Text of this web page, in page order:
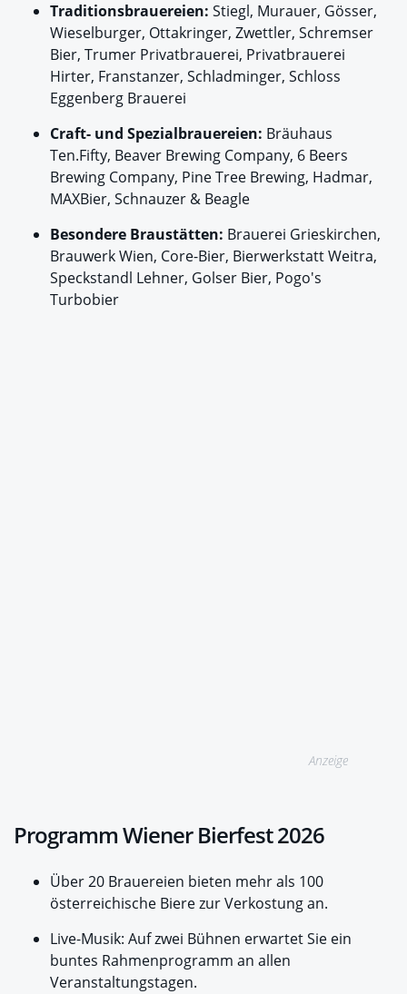
Traditionsbrauereien: Stiegl, Murauer, Gösser,
Wieselburger, Ottakringer, Zwettler, Schremser
Bier, Trumer Privatbrauerei, Privatbrauerei
Hirter, Franstanzer, Schladminger, Schloss
Eggenberg Brauerei
Craft- und Spezialbrauereien: Bräuhaus
Ten.Fifty, Beaver Brewing Company, 6 Beers
Brewing Company, Pine Tree Brewing, Hadmar,
MAXBier, Schnauzer & Beagle
Besondere Braustätten: Brauerei Grieskirchen,
Brauwerk Wien, Core-Bier, Bierwerkstatt Weitra,
Speckstandl Lehner, Golser Bier, Pogo's
Turbobier
Anzeige
Programm Wiener Bierfest 2026
Über 20 Brauereien bieten mehr als 100
österreichische Biere zur Verkostung an.
Live-Musik: Auf zwei Bühnen erwartet Sie ein
buntes Rahmenprogramm an allen
Veranstaltungstagen.